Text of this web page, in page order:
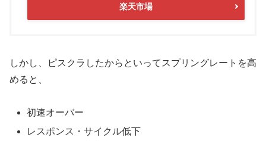
楽天市場
しかし、ピスクラしたからといってスプリングレートを高
めると、
初速オーバー
レスポンス・サイクル低下